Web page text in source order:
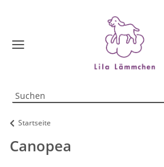
Startseite
Canopea